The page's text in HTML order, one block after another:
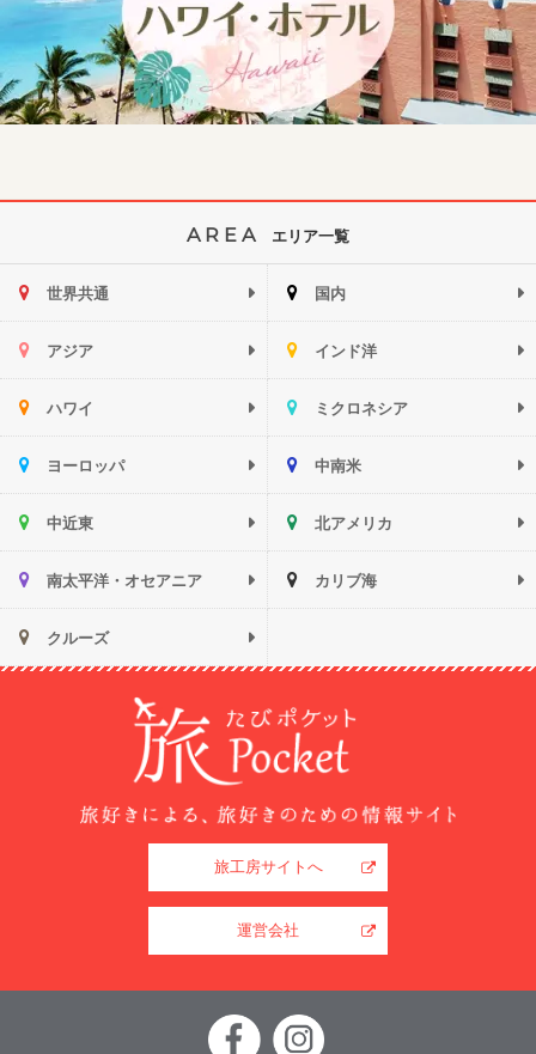
AREA エリア一覧
世界共通 国内
アジア インド洋
ハワイ ミクロネシア
ヨーロッパ 中南米
中近東 北アメリカ
南太平洋・オセアニア カリブ海
クルーズ
旅工房サイトへ
運営会社